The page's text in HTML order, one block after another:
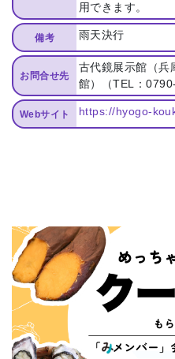
用できます。
備考 雨天決行
お問合せ先
古代鏡展示館（兵
館）（TEL：
Webサイト https://hyogo-